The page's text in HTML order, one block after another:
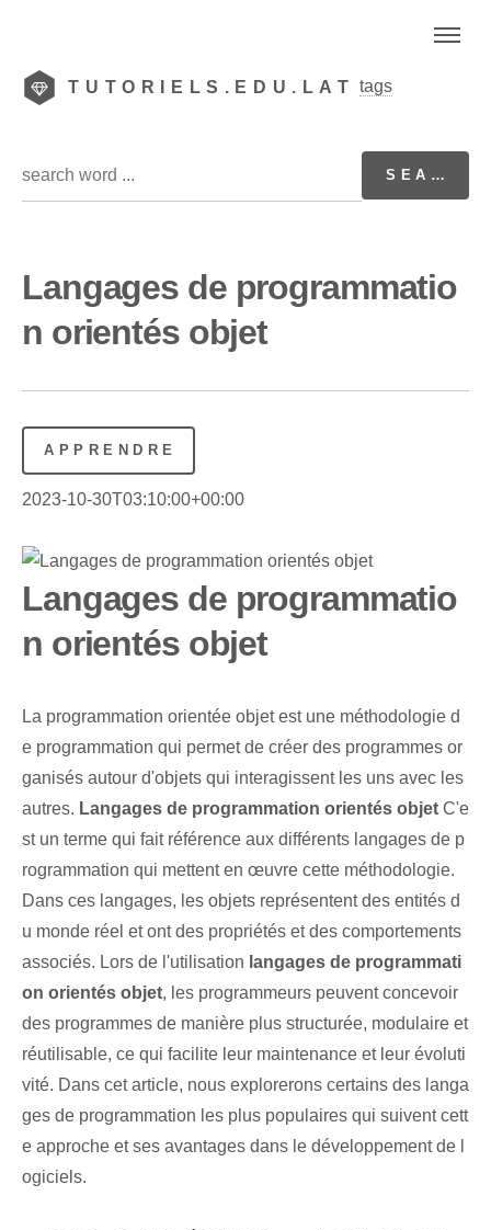
TUTORIELS.EDU.LAT tags
Langages de programmatio
n orientés objet
APPRENDRE
2023-10-30T03:10:00+00:00
Langages de programmatio
n orientés objet
La programmation orientée objet est une méthodologie d
e programmation qui permet de créer des programmes or
ganisés autour d'objets qui interagissent les uns avec les
autres. Langages de programmation orientés objet C'e
st un terme qui fait référence aux différents langages de p
rogrammation qui mettent en œuvre cette méthodologie.
Dans ces langages, les objets représentent des entités d
u monde réel et ont des propriétés et des comportements
associés. Lors de l'utilisation langages de programmati
on orientés objet, ‌les programmeurs peuvent concevoir
des programmes⁤ de manière plus ⁤structurée, modulaire⁢ et
réutilisable‌, ce qui ⁢facilite leur maintenance et leur évoluti
vité. Dans cet article, nous explorerons certains des langa
ges de programmation les plus populaires qui suivent cett
e approche et ses avantages dans le développement de l
ogiciels.